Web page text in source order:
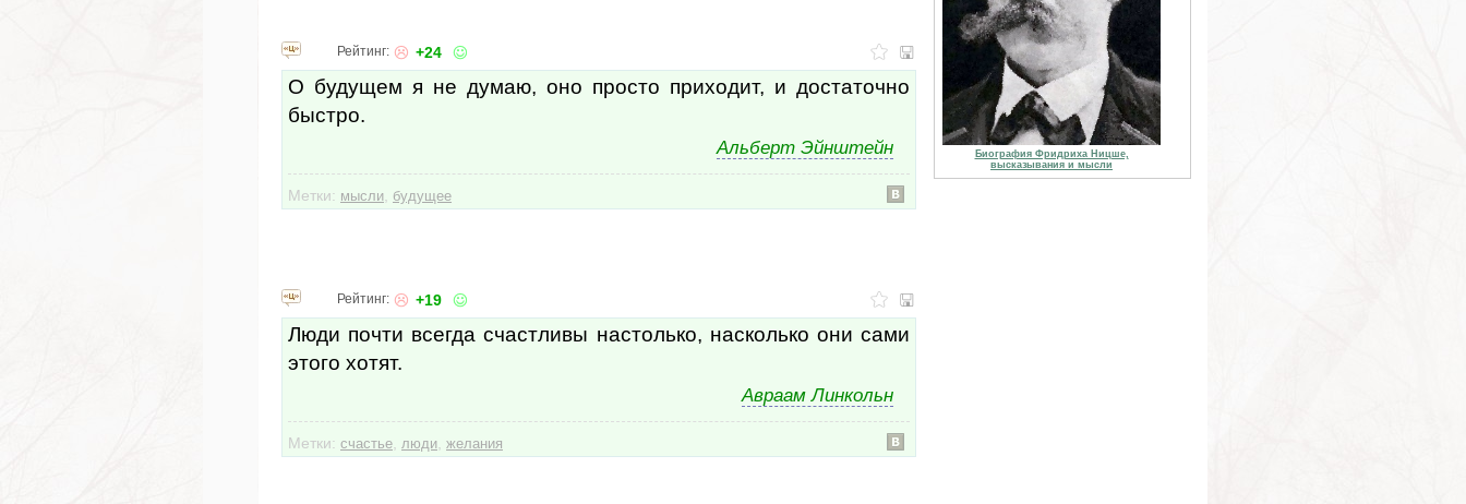
Биография Фридриха Ницше,
высказывания и мысли
Рейтинг: +24
О будущем я не думаю, оно просто приходит, и достаточно
быстро.
Альберт Эйнштейн
Метки: мысли будущее
Рейтинг: +19
Люди почти всегда счастливы настолько, насколько они сами
этого хотят.
Авраам Линкольн
Метки: счастье люди желания